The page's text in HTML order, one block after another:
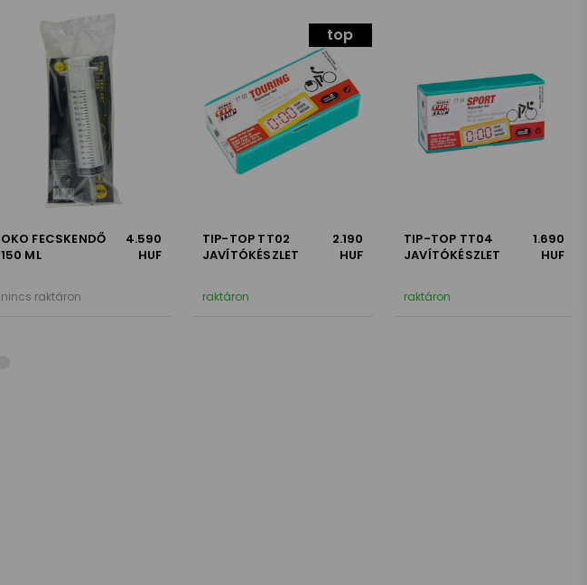
OKO FECSKENDŐ
150 ML
4.590
HUF
nincs raktáron
top
TIP-TOP TT02
JAVÍTÓKÉSZLET
2.190
HUF
raktáron
TIP-TOP TT04
JAVÍTÓKÉSZLET
1.690
HUF
raktáron